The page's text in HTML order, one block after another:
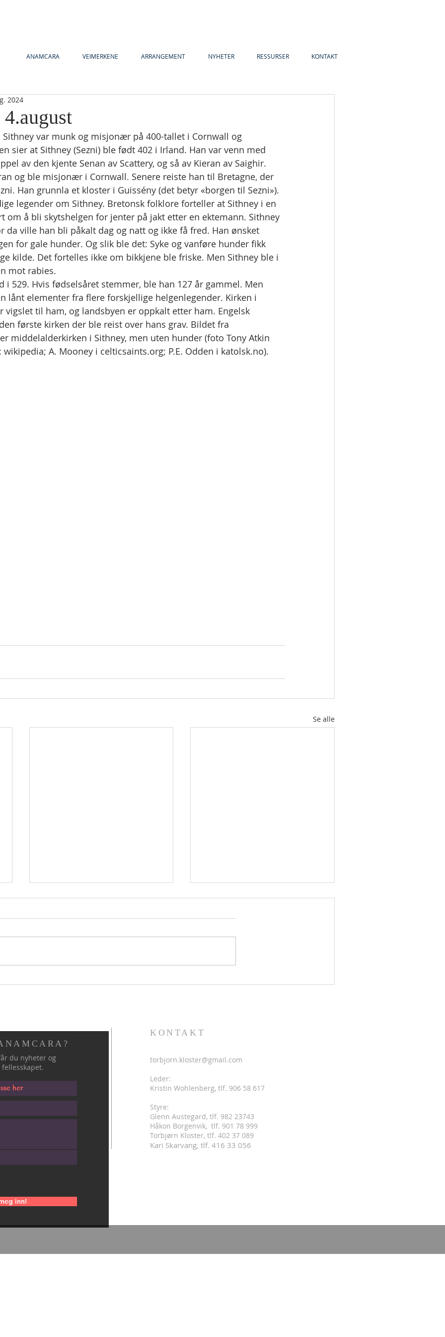
ANAMCARA VEIMERKENE ARRANGEMENT NYHETER RESSURSER KONTAKT
2024
Sithney var munk og misjonær på 400-tallet i Cornwall og
sier at Sithney (Sezni) ble født 402 i Irland. Han var venn med
av den kjente Senan av Scattery, og så av Kieran av Saighir.
og ble misjonær i Cornwall. Senere reiste han til Bretagne, der
Han grunnla et kloster i Guissény (det betyr «borgen til Sezni»).
legender om Sithney. Bretonsk folklore forteller at Sithney i en
om å bli skytshelgen for jenter på jakt etter en ektemann. Sithney
da ville han bli påkalt dag og natt og ikke få fred. Han ønsket
for gale hunder. Og slik ble det: Syke og vanføre hunder fikk
kilde. Det fortelles ikke om bikkjene ble friske. Men Sithney ble i
mot rabies.
i 529. Hvis fødselsåret stemmer, ble han 127 år gammel. Men
lånt elementer fra flere forskjellige helgenlegender. Kirken i
vigslet til ham, og landsbyen er oppkalt etter ham. Engelsk
første kirken der ble reist over hans grav. Bildet fra
middelalderkirken i Sithney, men uten hunder (foto Tony Atkin
wikipedia; A. Mooney i celticsaints.org; P.E. Odden i katolsk.no).
Se alle
du nyheter og
inn!
KONTAKT
torbjorn.kloster@gmail.com
Leder:
Kristin Wohlenberg, tlf. 906 58 617
Styre:
Glenn Austegard, tlf. 982 23743
Håkon Borgenvik, tlf. 901 78 999
Torbjørn Kloster, tlf. 402 37 089
Kari Skarvang, tlf. 416 33 056